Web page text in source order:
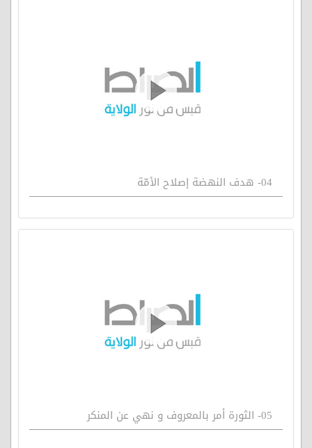
04- هدف النهضة إصلاح الأمّة
05- الثورة أمر بالمعروف و نهي عن المنكر